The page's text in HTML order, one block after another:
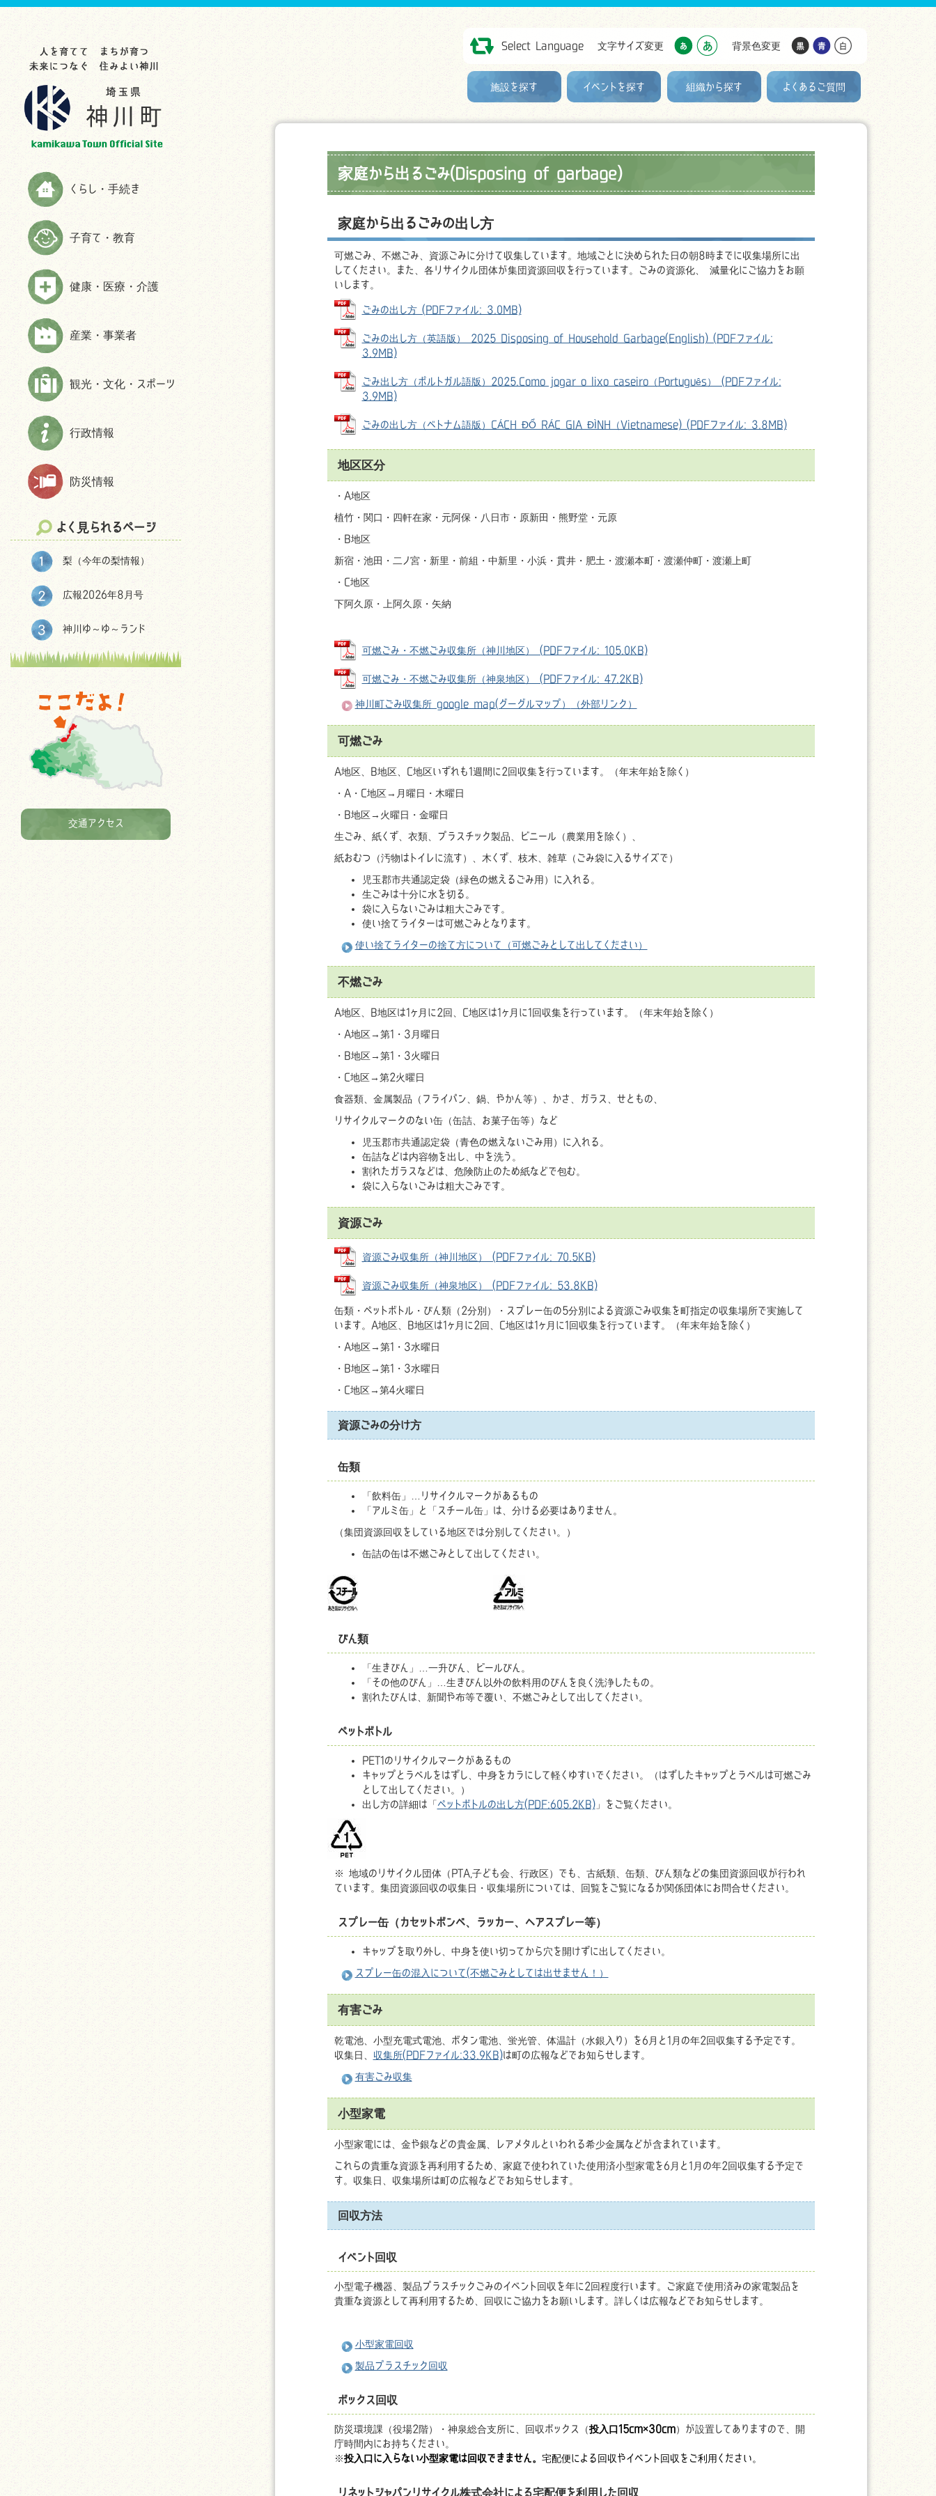
くらし・手続き
し・手続き
請書ダウンロード
成制度一覧
民年金
民健康保険
み・環境
ット・動物
まい・建築
下水道
活保護
住をお考えの皆様へ
婚・妊娠・共育ての相談機会
供・支援プログラム補助金
子育て・教育
て・教育
育委員会
涯学習
娠・出産
設情報
健康・医療・介護
・医療・介護
（健）診・人間ドック等助成・
防接種
康づくり・相談
齢者福祉
がい者福祉
くある質問(福祉・高齢者・介護
ついて)
んじょうネット～医療・介護・障
・地域資源情報管理システム～
産業・事業者
・事業者
札・契約
林商工業
用・労働
観光・文化・スポーツ
・文化・スポーツ
光スポット
ポーツ
行政情報
の紹介
策・計画
みかわまちづくり通信
ちづくり提案箱
ちづくり懇話会
スコットキャラクター
るさと納税
報公開
政状況等
通アクセス
援申請
防災情報
ザードマップ
報伝達手段
防災速報アプリ
災放送が聞きづらい世帯へは戸
受信機を配布しています
よく見られるページ
梨（今年の梨情報）
広報2026年8月号
神川ゆ～ゆ～ランド
交通アクセス
Select Language 文字サイズ変更 背景色変更
施設を探す イベントを探す 組織から探す よくあるご質問
家庭から出るごみ(Disposing of garbage)
家庭から出るごみの出し方
可燃ごみ、不燃ごみ、資源ごみに分けて収集しています。地域ごとに決められた日の朝8時までに収集場所に出
してください。また、各リサイクル団体が集団資源回収を行っています。ごみの資源化、 減量化にご協力をお願
いします。
ごみの出し方 (PDFファイル: 3.0MB)
ごみの出し方（英語版） 2025 Disposing of Household Garbage(English) (PDFファイル:
3.9MB)
ごみ出し方（ポルトガル語版）2025.Como jogar o lixo caseiro（Português） (PDFファイル:
3.9MB)
ごみの出し方（ベトナム語版）CÁCH ĐỔ RÁC GIA ĐÌNH（Vietnamese) (PDFファイル: 3.8MB)
地区区分
・A地区
植竹・関口・四軒在家・元阿保・八日市・原新田・熊野堂・元原
・B地区
新宿・池田・二ノ宮・新里・前組・中新里・小浜・貫井・肥土・渡瀬本町・渡瀬仲町・渡瀬上町
・C地区
下阿久原・上阿久原・矢納
可燃ごみ・不燃ごみ収集所（神川地区） (PDFファイル: 105.0KB)
可燃ごみ・不燃ごみ収集所（神泉地区） (PDFファイル: 47.2KB)
神川町ごみ収集所 google map(グーグルマップ） （外部リンク）
可燃ごみ
A地区、B地区、C地区いずれも1週間に2回収集を行っています。（年末年始を除く）
・A・C地区→月曜日・木曜日
・B地区→火曜日・金曜日
生ごみ、紙くず、衣類、プラスチック製品、ビニール（農業用を除く）、
紙おむつ（汚物はトイレに流す）、木くず、枝木、雑草（ごみ袋に入るサイズで）
児玉郡市共通認定袋（緑色の燃えるごみ用）に入れる。
生ごみは十分に水を切る。
袋に入らないごみは粗大ごみです。
使い捨てライターは可燃ごみとなります。
使い捨てライターの捨て方について（可燃ごみとして出してください）
不燃ごみ
A地区、B地区は1ヶ月に2回、C地区は1ヶ月に1回収集を行っています。（年末年始を除く）
・A地区→第1・3月曜日
・B地区→第1・3火曜日
・C地区→第2火曜日
食器類、金属製品（フライパン、鍋、やかん等）、かさ、ガラス、せともの、
リサイクルマークのない缶（缶詰、お菓子缶等）など
児玉郡市共通認定袋（青色の燃えないごみ用）に入れる。
缶詰などは内容物を出し、中を洗う。
割れたガラスなどは、危険防止のため紙などで包む。
袋に入らないごみは粗大ごみです。
資源ごみ
資源ごみ収集所（神川地区） (PDFファイル: 70.5KB)
資源ごみ収集所（神泉地区） (PDFファイル: 53.8KB)
缶類・ペットボトル・びん類（2分別）・スプレー缶の5分別による資源ごみ収集を町指定の収集場所で実施して
います。A地区、B地区は1ヶ月に2回、C地区は1ヶ月に1回収集を行っています。（年末年始を除く）
・A地区→第1・3水曜日
・B地区→第1・3水曜日
・C地区→第4火曜日
資源ごみの分け方
缶類
「飲料缶」…リサイクルマークがあるもの
「アルミ缶」と「スチール缶」は、分ける必要はありません。
（集団資源回収をしている地区では分別してください。）
缶詰の缶は不燃ごみとして出してください。
びん類
「生きびん」…一升びん、ビールびん。
「その他のびん」…生きびん以外の飲料用のびんを良く洗浄したもの。
割れたびんは、新聞や布等で覆い、不燃ごみとして出してください。
ペットボトル
PET1のリサイクルマークがあるもの
キャップとラベルをはずし、中身をカラにして軽くゆすいでください。（はずしたキャップとラベルは可燃ごみ
として出してください。）
出し方の詳細は「 ペットボトルの出し方(PDF:605.2KB)」をご覧ください。
※ 地域のリサイクル団体（PTA,子ども会、行政区）でも、古紙類、缶類、びん類などの集団資源回収が行われ
ています。集団資源回収の収集日・収集場所については、回覧をご覧になるか関係団体にお問合せください。
スプレー缶（カセットボンベ、ラッカー、ヘアスプレー等）
キャップを取り外し、中身を使い切ってから穴を開けずに出してください。
スプレー缶の混入について(不燃ごみとしては出せません！）
有害ごみ
乾電池、小型充電式電池、ボタン電池、蛍光管、体温計（水銀入り）を6月と1月の年2回収集する予定です。
収集日、 収集所(PDFファイル:33.9KB)は町の広報などでお知らせします。
有害ごみ収集
小型家電
小型家電には、金や銀などの貴金属、レアメタルといわれる希少金属などが含まれています。
これらの貴重な資源を再利用するため、家庭で使われていた使用済小型家電を6月と1月の年2回収集する予定で
す。収集日、収集場所は町の広報などでお知らせします。
回収方法
イベント回収
小型電子機器、製品プラスチックごみのイベント回収を年に2回程度行います。ご家庭で使用済みの家電製品を
貴重な資源として再利用するため、回収にご協力をお願いします。詳しくは広報などでお知らせします。
小型家電回収
製品プラスチック回収
ボックス回収
防災環境課（役場2階）・神泉総合支所に、回収ボックス（投入口15cm×30cm）が設置してありますので、開
庁時間内にお持ちください。
※投入口に入らない小型家電は回収できません。 宅配便による回収やイベント回収をご利用ください。
リネットジャパンリサイクル株式会社による宅配便を利用した回収